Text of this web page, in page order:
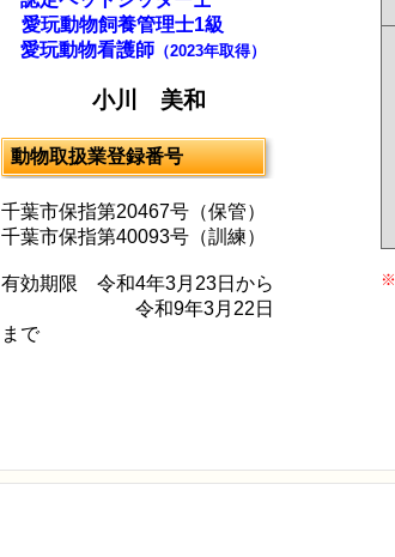
愛玩動物飼養管理士1級
愛玩動物看護師 （2023年取得）
小川 美和
動物取扱業登録番号
千葉市保指第20467号（保管）
千葉市保指第40093号（訓練）
有効期限 令和4年3月23日から
令和9年3月22日
まで
※